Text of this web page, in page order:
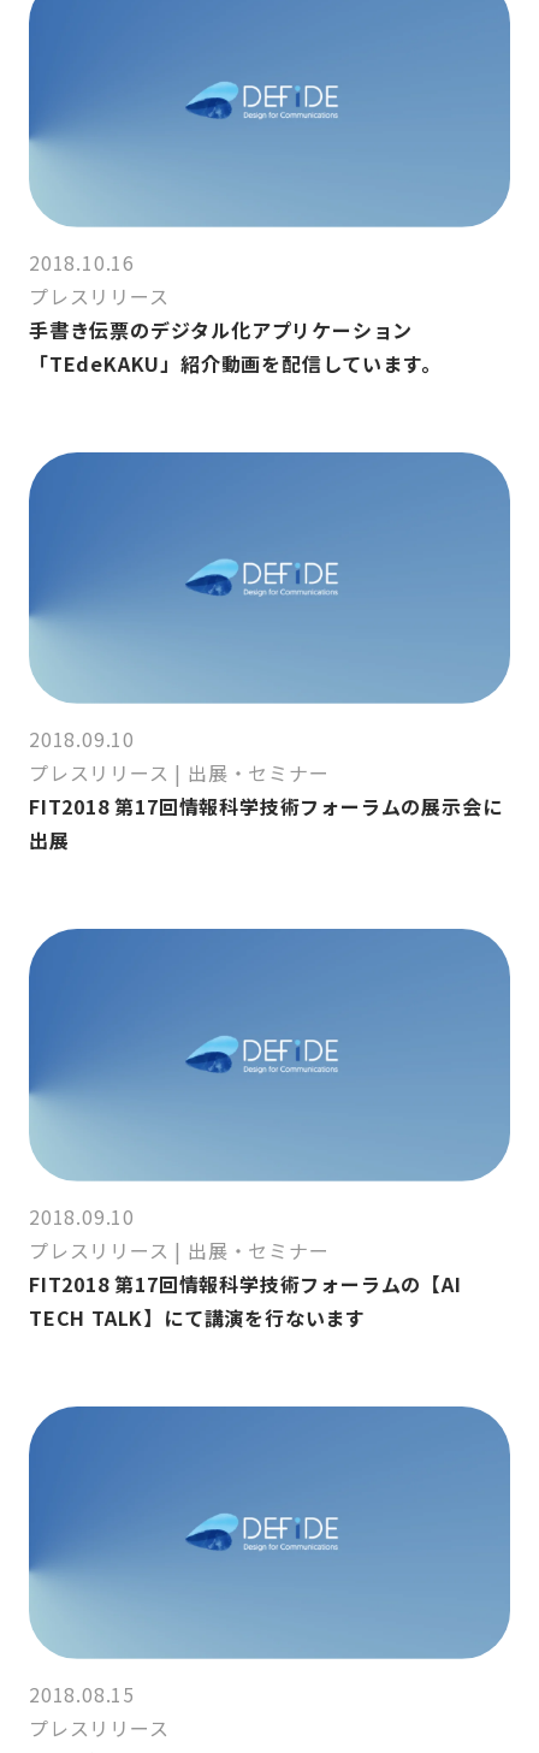
2018.10.16
プレスリリース
手書き伝票のデジタル化アプリケーション
「TEdeKAKU」紹介動画を配信しています。
2018.09.10
プレスリリース | 出展・セミナー
FIT2018 第17回情報科学技術フォーラムの展示会に
出展
2018.09.10
プレスリリース | 出展・セミナー
FIT2018 第17回情報科学技術フォーラムの【AI
TECH TALK】にて講演を行ないます
2018.08.15
プレスリリース